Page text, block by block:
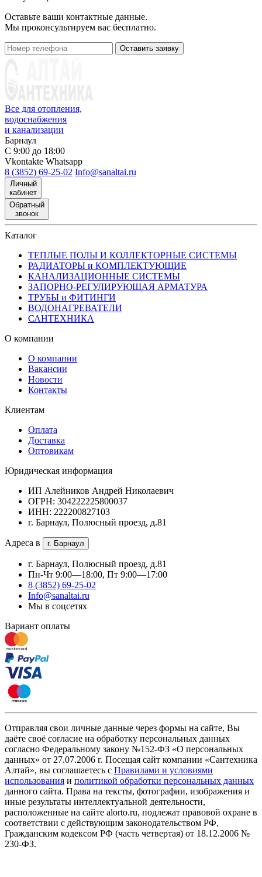
Оставьте ваши контактные данные.
Мы проконсультируем вас бесплатно.
Оставить заявку
Все для отопления,
водоснабжения
и канализации
Барнаул
С 9:00 до 18:00
Vkontakte Whatsapp
8 (3852) 69-25-02 Info@sanaltai.ru
Личный
кабинет
Обратный
звонок
Каталог
ТЕПЛЫЕ ПОЛЫ И КОЛЛЕКТОРНЫЕ СИСТЕМЫ
РАДИАТОРЫ и КОМПЛЕКТУЮЩИЕ
КАНАЛИЗАЦИОННЫЕ СИСТЕМЫ
ЗАПОРНО-РЕГУЛИРУЮЩАЯ АРМАТУРА
ТРУБЫ и ФИТИНГИ
ВОДОНАГРЕВАТЕЛИ
САНТЕХНИКА
О компании
О компании
Вакансии
Новости
Контакты
Клиентам
Оплата
Доставка
Оптовикам
Юридическая информация
ИП Алейников Андрей Николаевич
ОГРН: 304222225800037
ИНН: 222200827103
г. Барнаул, Полюсный проезд, д.81
Адреса в г. Барнаул
г. Барнаул, Полюсный проезд, д.81
Пн-Чт 9:00—18:00, Пт 9:00—17:00
8 (3852) 69-25-02
Info@sanaltai.ru
Мы в соцсетях
Вариант оплаты
Отправляя свои личные данные через формы на сайте, Вы
даёте своё согласие на обработку персональных данных
согласно Федеральному закону №152-ФЗ «О персональных
данных» от 27.07.2006 г. Посещая сайт компании «Cантехника
Алтай», вы соглашаетесь с Правилами и условиями
использования и политикой обработки персональных данных
данного сайта. Права на тексты, фотографии, изображения и
иные результаты интеллектуальной деятельности,
расположенные на сайте alorto.ru, подлежат правовой охране в
соответствии с действующим законодательством РФ,
Гражданским кодексом РФ (часть четвертая) от 18.12.2006 №
230-ФЗ.